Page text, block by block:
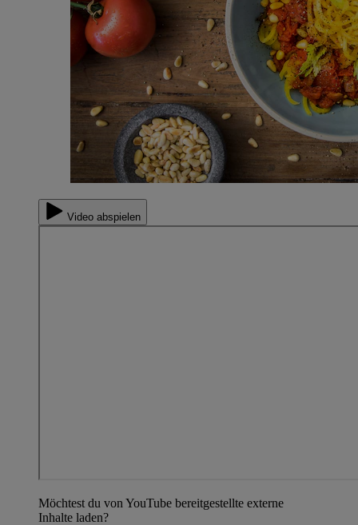
Video abspielen
Möchtest du von YouTube bereitgestellte externe
Inhalte laden?